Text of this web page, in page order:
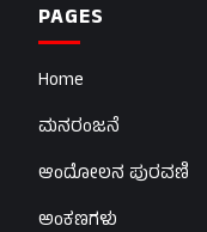
PAGES
Home
ಮನರಂಜನೆ
ಆಂದೋಲನ ಪುರವಣಿ
ಅಂಕಣಗಳು